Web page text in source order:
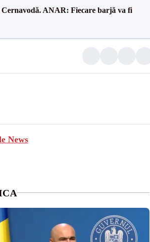
ANAR: Fiecare barjă va fi
News